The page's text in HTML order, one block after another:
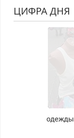
ЦИФРА ДНЯ
одежды